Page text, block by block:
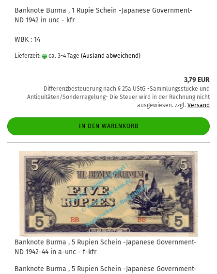
Banknote Burma , 1 Rupie Schein -Japanese Government-
ND 1942 in unc - kfr
WBK : 14
Lieferzeit: ca. 3-4 Tage (Ausland abweichend)
3,79 EUR
Differenzbesteuerung nach § 25a UStG -Sammlungsstücke und
Antiquitäten/Sonderregelung- Die Steuer wird in der Rechnung nicht
ausgewiesen. zzgl. Versand
IN DEN WARENKORB
Banknote Burma , 5 Rupien Schein -Japanese Government-
ND 1942-44 in a-unc - f-kfr
Banknote Burma , 5 Rupien Schein -Japanese Government-